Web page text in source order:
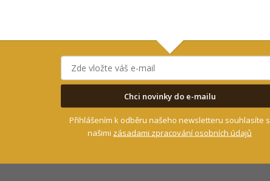
Chci novinky do e-mailu
Přihlášením k odběru našeho newsletteru souhlasíte s
našimi zásadami zpracování osobních údajů